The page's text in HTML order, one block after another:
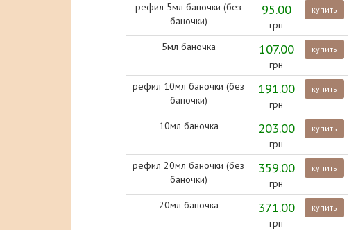
рефил 5мл баночки (без
баночки)
95.00
грн
купить
5мл баночка 107.00
грн
купить
рефил 10мл баночки (без
баночки)
191.00
грн
купить
10мл баночка 203.00
грн
купить
рефил 20мл баночки (без
баночки)
359.00
грн
купить
20мл баночка 371.00
грн
купить